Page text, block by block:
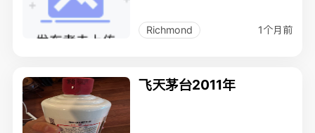
Richmond 1个月前
飞天茅台2011年